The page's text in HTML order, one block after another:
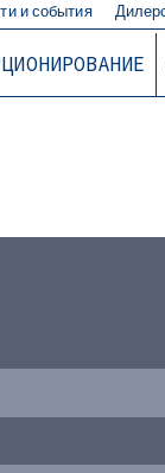
и события